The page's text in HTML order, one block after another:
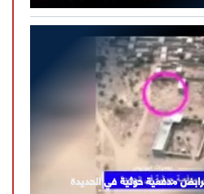
مدفعية حوثية في الحديدة